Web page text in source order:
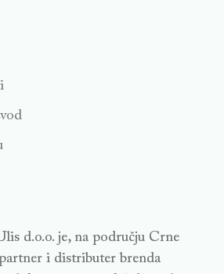
d.o.o. je, na području Crne
i distributer brenda